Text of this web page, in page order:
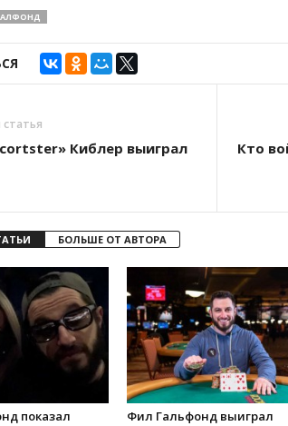
Киблер выиграл
Кто
БОЛЬШЕ ОТ АВТОРА
показал
Фил Гальфонд выиграл